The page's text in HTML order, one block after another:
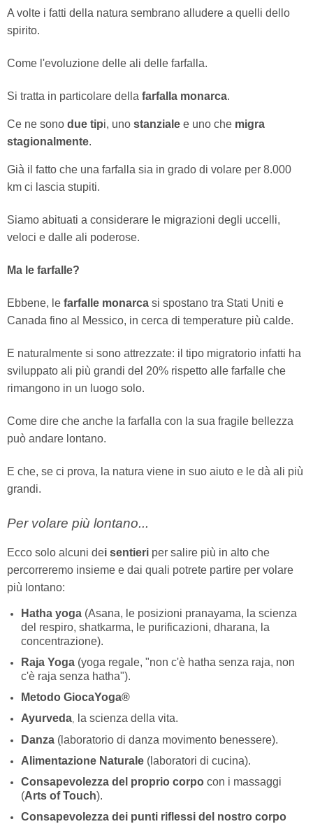
A volte i fatti della natura sembrano alludere a quelli dello
spirito.
Come l'evoluzione delle ali delle farfalla.
Si tratta in particolare della farfalla monarca.
Ce ne sono due tipi, uno stanziale e uno che migra
stagionalmente.
Già il fatto che una farfalla sia in grado di volare per 8.000
km ci lascia stupiti.
Siamo abituati a considerare le migrazioni degli uccelli,
veloci e dalle ali poderose.
Ma le farfalle?
Ebbene, le farfalle monarca si spostano tra Stati Uniti e
Canada fino al Messico, in cerca di temperature più calde.
E naturalmente si sono attrezzate: il tipo migratorio infatti ha
sviluppato ali più grandi del 20% rispetto alle farfalle che
rimangono in un luogo solo.
Come dire che anche la farfalla con la sua fragile bellezza
può andare lontano.
E che, se ci prova, la natura viene in suo aiuto e le dà ali più
grandi.
Per volare più lontano...
Ecco solo alcuni dei sentieri per salire più in alto che
percorreremo insieme e dai quali potrete partire per volare
più lontano:
Hatha yoga (Asana, le posizioni pranayama, la scienza
del respiro, shatkarma, le purificazioni, dharana, la
concentrazione).
Raja Yoga (yoga regale, "non c'è hatha senza raja, non
c'è raja senza hatha").
Metodo GiocaYoga®
Ayurveda, la scienza della vita.
Danza (laboratorio di danza movimento benessere).
Alimentazione Naturale (laboratori di cucina).
Consapevolezza del proprio corpo con i massaggi
(Arts of Touch).
Consapevolezza dei punti riflessi del nostro corpo